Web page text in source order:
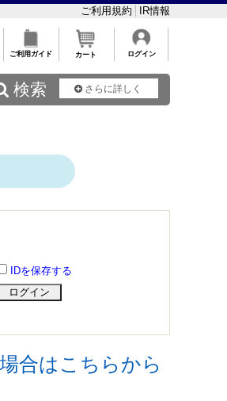
ご利用規約 IR情報
ご利用ガイド カート ログイン
検索 さらに詳しく
IDを保存する
合はこちらから